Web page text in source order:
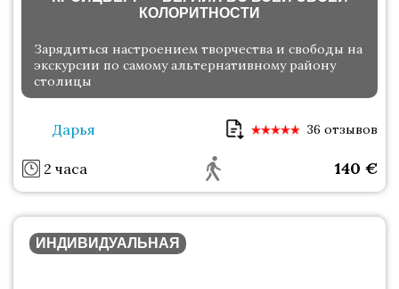
КОЛОРИТНОСТИ
Зарядиться настроением творчества и свободы на
экскурсии по самому альтернативному району
столицы
Дарья 36 отзывов
2 часа 140 €
ИНДИВИДУАЛЬНАЯ